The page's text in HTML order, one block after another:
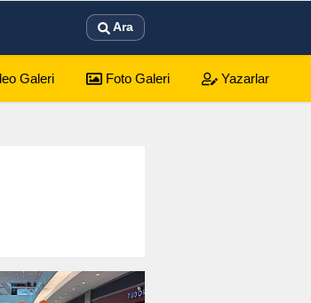
Ara
Galeri Foto Galeri Yazarlar